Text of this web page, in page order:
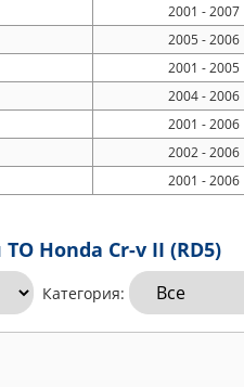
2001 - 2007
2005 - 2006
2001 - 2005
2004 - 2006
2001 - 2006
2002 - 2006
2001 - 2006
Honda Cr-v II (RD5)
Категория: